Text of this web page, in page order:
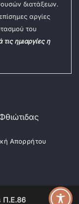
διατάξεων.
αργίες
του
τις ημιαργίες η
Απορρήτου
Π.Ε.86